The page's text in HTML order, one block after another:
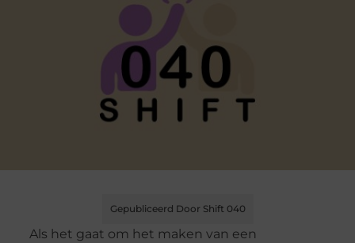
Gepubliceerd Door Shift 040
Als het gaat om het maken van een